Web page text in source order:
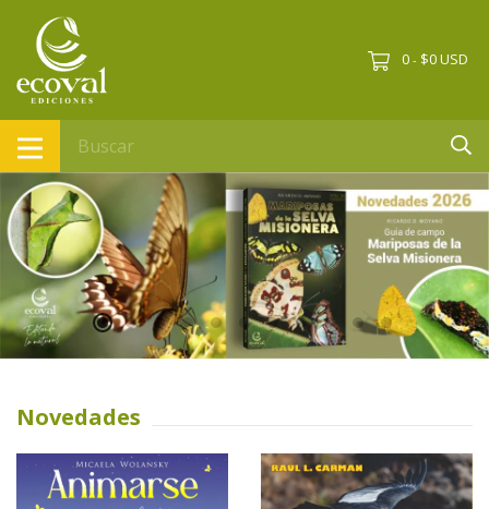
0 - $0 USD
Novedades